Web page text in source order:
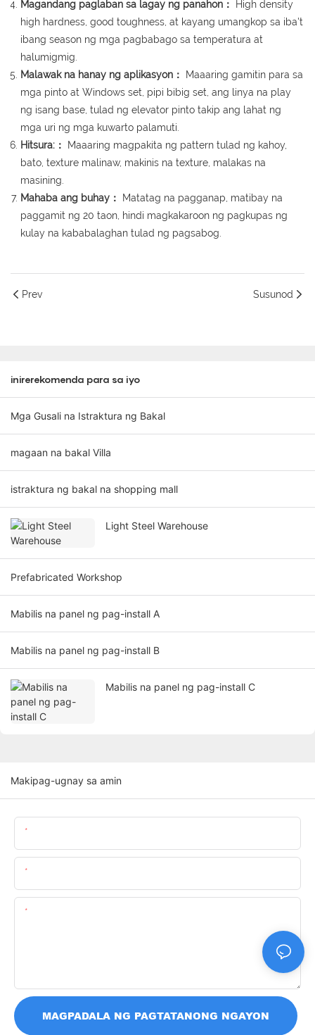
Magandang paglaban sa lagay ng panahon：
High density
high hardness, good toughness, at kayang umangkop sa iba't
ibang season ng mga pagbabago sa temperatura at
halumigmig.
Malawak na hanay ng aplikasyon：
Maaaring gamitin para sa
mga pinto at Windows set, pipi bibig set, ang linya na play
ng isang base, tulad ng elevator pinto takip ang lahat ng
mga uri ng mga kuwarto palamuti.
Hitsura:：
Maaaring magpakita ng pattern tulad ng kahoy,
bato, texture malinaw, makinis na texture, malakas na
masining.
Mahaba ang buhay：
Matatag na pagganap, matibay na
paggamit ng 20 taon, hindi magkakaroon ng pagkupas ng
kulay na kababalaghan tulad ng pagsabog.
Prev Susunod
inirerekomenda para sa iyo
Mga Gusali na Istraktura ng Bakal
magaan na bakal Villa
istraktura ng bakal na shopping mall
Light Steel Warehouse
Prefabricated Workshop
Mabilis na panel ng pag-install A
Mabilis na panel ng pag-install B
Mabilis na panel ng pag-install C
Makipag-ugnay sa amin
MAGPADALA NG PAGTATANONG NGAYON